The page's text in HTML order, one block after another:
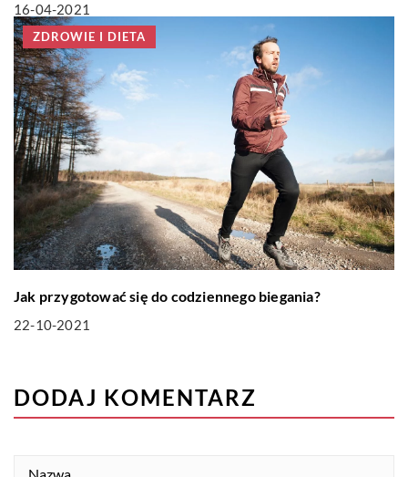
16-04-2021
ZDROWIE I DIETA
Jak przygotować się do codziennego biegania?
22-10-2021
DODAJ KOMENTARZ